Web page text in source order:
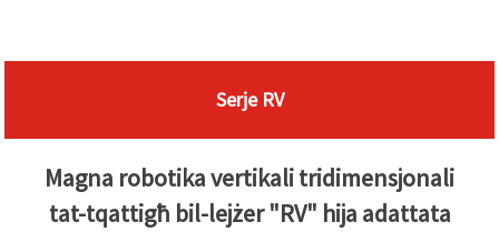
Serje RV
Magna robotika vertikali tridimensjonali
tat-tqattigħ bil-lejżer "RV" hija adattata